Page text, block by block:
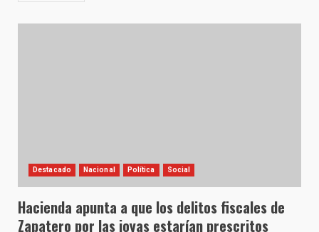
Destacado Nacional Política Social
Hacienda apunta a que los delitos fiscales de
Zapatero por las joyas estarían prescritos